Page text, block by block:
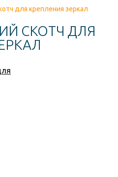
для крепления зеркал
СКОТЧ ДЛЯ